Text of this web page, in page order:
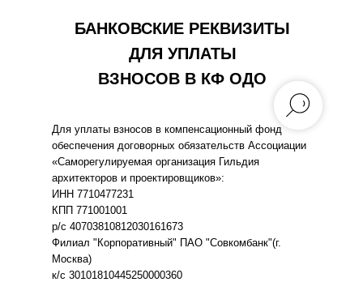
БАНКОВСКИЕ РЕКВИЗИТЫ
ДЛЯ УПЛАТЫ
ВЗНОСОВ В КФ ОДО
Для уплаты взносов в компенсационный фонд
обеспечения договорных обязательств Ассоциации
«Саморегулируемая организация Гильдия
архитекторов и проектировщиков»:
ИНН 7710477231
КПП 771001001
р/с 40703810812030161673
Филиал "Корпоративный" ПАО "Совкомбанк"(г.
Москва)
к/с 30101810445250000360